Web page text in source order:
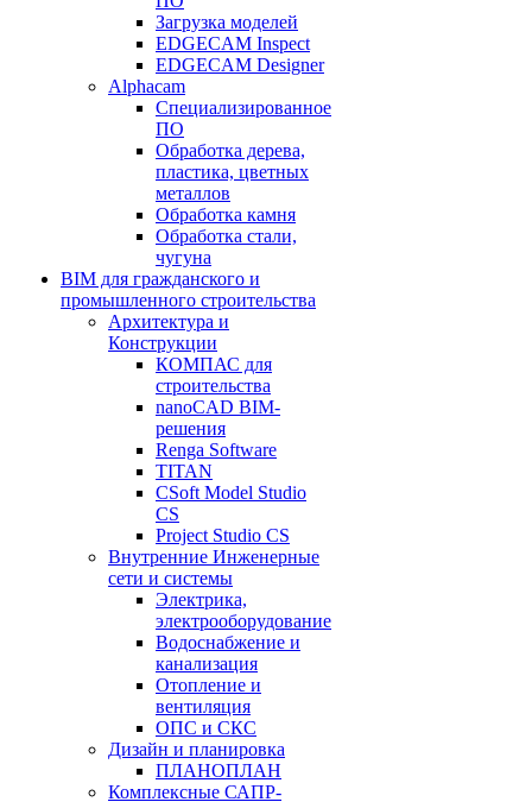
Загрузка моделей
EDGECAM Inspect
EDGECAM Designer
Alphacam
Специализированное
ПО
Обработка дерева,
пластика, цветных
металлов
Обработка камня
Обработка стали,
чугуна
BIM для гражданского и
промышленного строительства
Архитектура и
Конструкции
КОМПАС для
строительства
nanoCAD BIM-
решения
Renga Software
TITAN
CSoft Model Studio
CS
Project Studio CS
Внутренние Инженерные
сети и системы
Электрика,
электрооборудование
Водоснабжение и
канализация
Отопление и
вентиляция
ОПС и СКС
Дизайн и планировка
ПЛАНОПЛАН
Комплексные САПР-